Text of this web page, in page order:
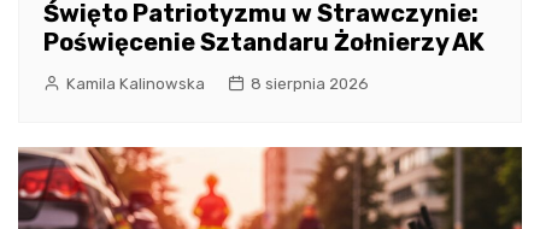
Święto Patriotyzmu w Strawczynie:
Poświęcenie Sztandaru Żołnierzy AK
Kamila Kalinowska 8 sierpnia 2026